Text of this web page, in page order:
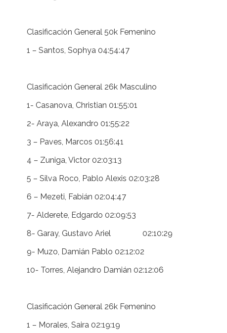
Clasificación General 50k Femenino
1 – Santos, Sophya 04:54:47
Clasificación General 26k Masculino
1- Casanova, Christian 01:55:01
2- Araya, Alexandro 01:55:22
3 – Paves, Marcos 01:56:41
4 – Zuniga, Victor 02:03:13
5 – Silva Roco, Pablo Alexis 02:03:28
6 – Mezeti, Fabián 02:04:47
7- Alderete, Edgardo 02:09:53
8- Garay, Gustavo Ariel 02:10:29
9- Muzo, Damián Pablo 02:12:02
10- Torres, Alejandro Damián 02:12:06
Clasificación General 26k Femenino
1 – Morales, Saira 02:19:19